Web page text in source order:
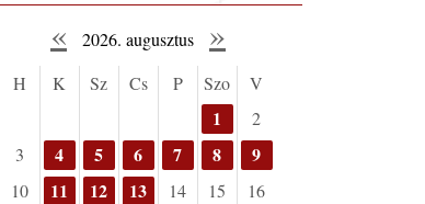
« 2026. augusztus »
H K Sz Cs P Szo V
1
2
3
4 5 6 7 8 9
10 11 12 13 14 15
16